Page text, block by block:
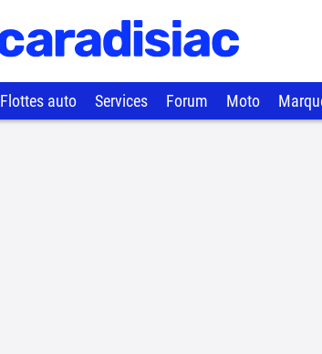
Flottes auto Services Forum Moto